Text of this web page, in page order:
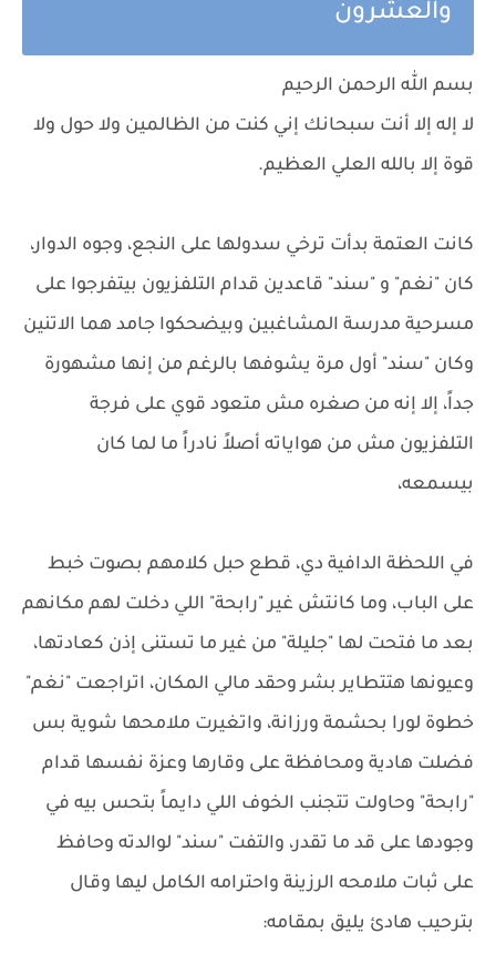
والعشرون
بسم الله الرحمن الرحيم
لا إله إلا أنت سبحانك إني كنت من الظالمين ولا حول ولا
قوة إلا بالله العلي العظيم.
كانت العتمة بدأت ترخي سدولها على النجع، وجوه الدوار،
كان "نغم" و "سند" قاعدين قدام التلفزيون بيتفرجوا على
مسرحية مدرسة المشاغبين وبيضحكوا جامد هما الاتنين
وكان "سند" أول مرة يشوفها بالرغم من إنها مشهورة
جداً، إلا إنه من صغره مش متعود قوي على فرجة
التلفزيون مش من هواياته أصلاً نادراً ما لما كان
بيسمعه،
في اللحظة الدافية دي، قطع حبل كلامهم بصوت خبط
على الباب، وما كانتش غير "رابحة" اللي دخلت لهم مكانهم
بعد ما فتحت لها "جليلة" من غير ما تستنى إذن كعادتها،
وعيونها هتتطاير بشر وحقد مالي المكان، اتراجعت "نغم"
خطوة لورا بحشمة ورزانة، واتغيرت ملامحها شوية بس
فضلت هادية ومحافظة على وقارها وعزة نفسها قدام
"رابحة" وحاولت تتجنب الخوف اللي دايماً بتحس بيه في
وجودها على قد ما تقدر، والتفت "سند" لوالدته وحافظ
على ثبات ملامحه الرزينة واحترامه الكامل ليها وقال
بترحيب هادئ يليق بمقامه: